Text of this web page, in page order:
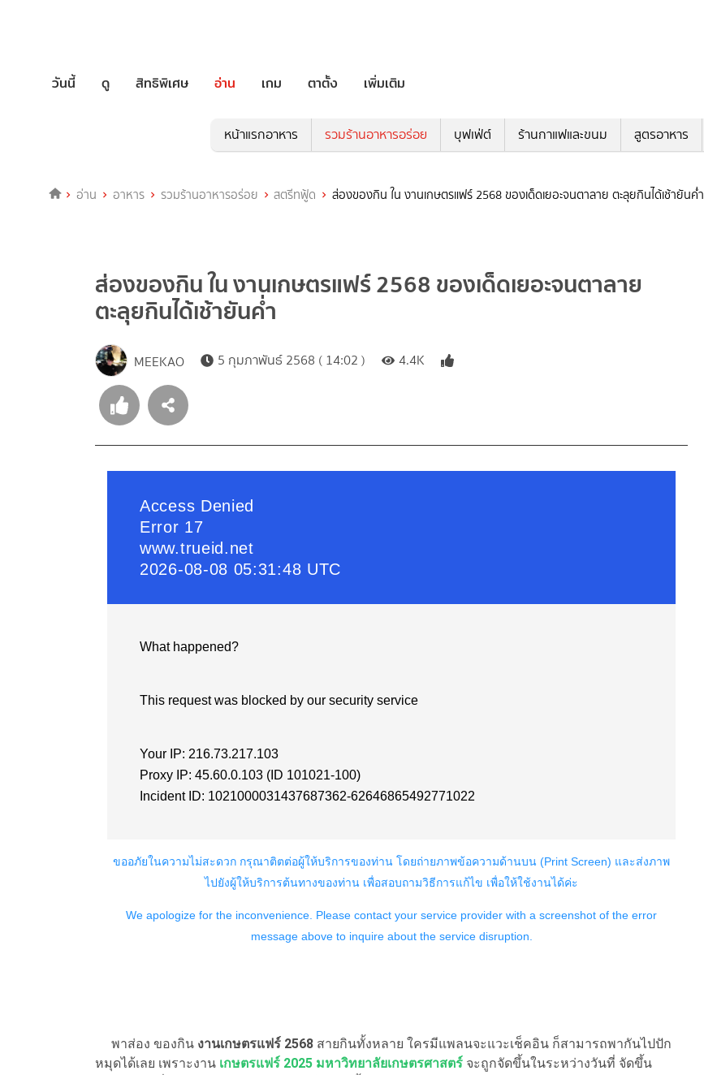
วันนี้ ดู สิทธิพิเศษ อ่าน เกม ตาตั้ง เพิ่มเติม
หน้าแรกอาหาร รวมร้านอาหารอร่อย บุฟเฟ่ต์ ร้านกาแฟและขนม สูตรอาหาร
อ่าน อาหาร รวมร้านอาหารอร่อย สตรีทฟู้ด ส่องของกิน ใน งานเกษตรแฟร์ 2568 ของเด็ดเยอะจนตาลาย ตะลุยกินได้เช้ายันค่ำ
ส่องของกิน ใน งานเกษตรแฟร์ 2568 ของเด็ดเยอะจนตาลาย
ตะลุยกินได้เช้ายันค่ำ
MEEKAO 5 กุมภาพันธ์ 2568 ( 14:02 ) 4.4K
พาส่อง ของกิน งานเกษตรแฟร์ 2568 สายกินทั้งหลาย ใครมีแพลนจะแวะเช็คอิน ก็สามารถพากันไปปัก
หมุดได้เลย เพราะงาน เกษตรแฟร์ 2025 มหาวิทยาลัยเกษตรศาสตร์ จะถูกจัดขึ้นในระหว่างวันที่ จัดขึ้น